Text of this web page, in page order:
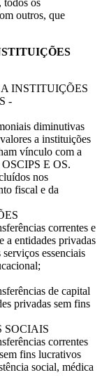
outros, que
INSTITUIÇÕES
-
diminutivas
a instituições
vínculo com a
E OS.
nos
fiscal e da
correntes e
a entidades privadas
essenciais
de capital
privadas sem fins
SOCIAIS
correntes
fins lucrativos
social, médica